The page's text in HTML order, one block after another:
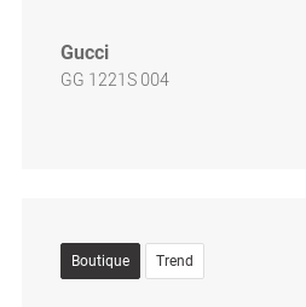
Gucci
GG 1221S 004
Boutique Trend